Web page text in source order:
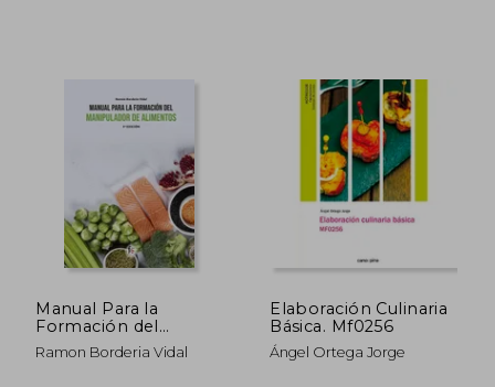
Manual Para la
Formación del
Manipulador de
Alimentos -3Ed
Ramon Borderia Vidal
Elaboración Culinaria
Básica. Mf0256
Ángel Ortega Jorge